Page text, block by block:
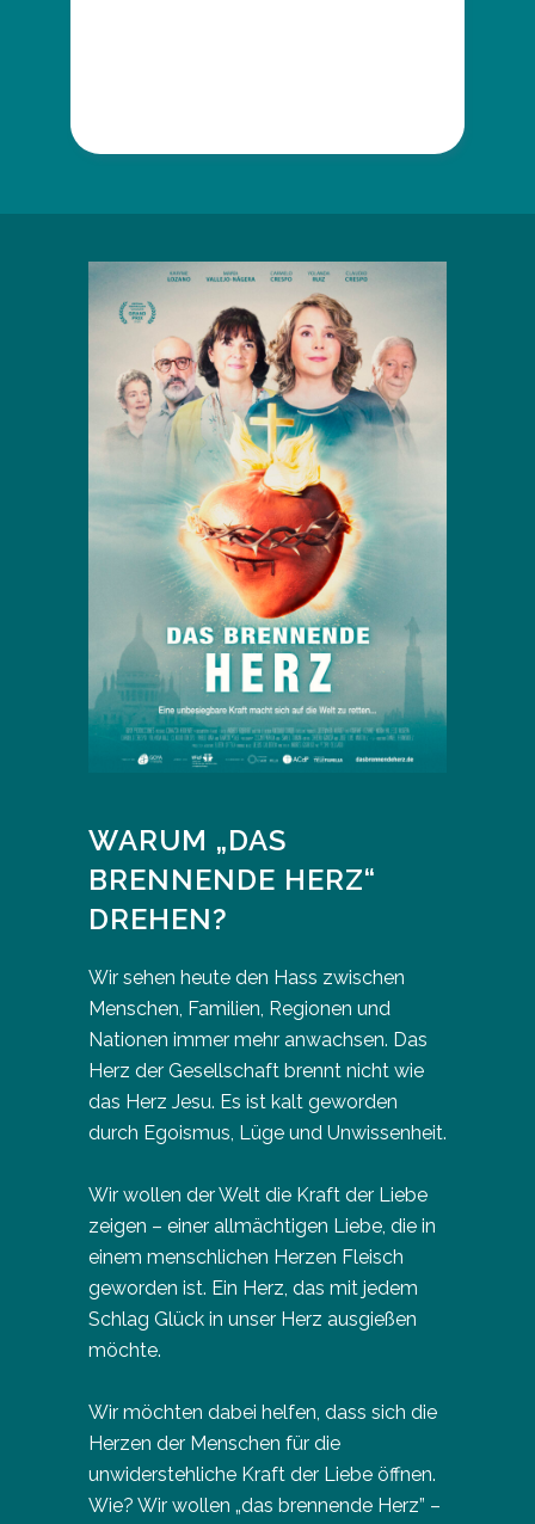
WARUM „DAS
BRENNENDE HERZ“
DREHEN?
Wir sehen heute den Hass zwischen
Menschen, Familien, Regionen und
Nationen immer mehr anwachsen. Das
Herz der Gesellschaft brennt nicht wie
das Herz Jesu. Es ist kalt geworden
durch Egoismus, Lüge und Unwissenheit.
Wir wollen der Welt die Kraft der Liebe
zeigen – einer allmächtigen Liebe, die in
einem menschlichen Herzen Fleisch
geworden ist. Ein Herz, das mit jedem
Schlag Glück in unser Herz ausgießen
möchte.
Wir möchten dabei helfen, dass sich die
Herzen der Menschen für die
unwiderstehliche Kraft der Liebe öffnen.
Wie? Wir wollen „das brennende Herz” –